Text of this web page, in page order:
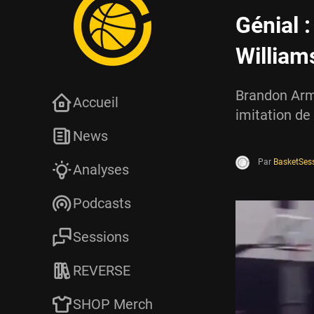
Génial
Brandon
imitation de
Par
Accueil
News
Analyses
Podcasts
Sessions
REVERSE
SHOP Merch